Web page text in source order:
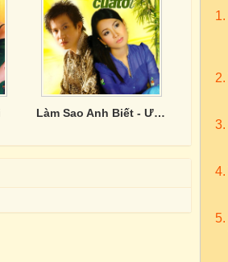
Làm Sao Anh Biết - Ước Mơ Của Tôi